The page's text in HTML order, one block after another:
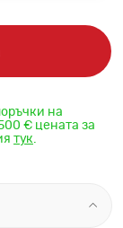
на
€ цената за
тук.